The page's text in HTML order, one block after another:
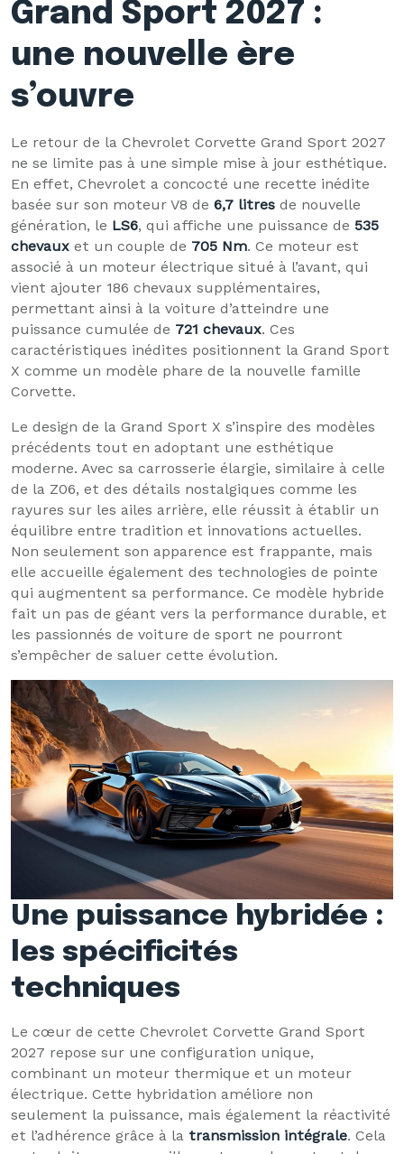
Grand Sport 2027 :
une nouvelle ère
s’ouvre
Le retour de la Chevrolet Corvette Grand Sport 2027
ne se limite pas à une simple mise à jour esthétique.
En effet, Chevrolet a concocté une recette inédite
basée sur son moteur V8 de 6,7 litres de nouvelle
génération, le LS6, qui affiche une puissance de 535
chevaux et un couple de 705 Nm. Ce moteur est
associé à un moteur électrique situé à l’avant, qui
vient ajouter 186 chevaux supplémentaires,
permettant ainsi à la voiture d’atteindre une
puissance cumulée de 721 chevaux. Ces
caractéristiques inédites positionnent la Grand Sport
X comme un modèle phare de la nouvelle famille
Corvette.
Le design de la Grand Sport X s’inspire des modèles
précédents tout en adoptant une esthétique
moderne. Avec sa carrosserie élargie, similaire à celle
de la Z06, et des détails nostalgiques comme les
rayures sur les ailes arrière, elle réussit à établir un
équilibre entre tradition et innovations actuelles.
Non seulement son apparence est frappante, mais
elle accueille également des technologies de pointe
qui augmentent sa performance. Ce modèle hybride
fait un pas de géant vers la performance durable, et
les passionnés de voiture de sport ne pourront
s’empêcher de saluer cette évolution.
Une puissance hybridée :
les spécificités
techniques
Le cœur de cette Chevrolet Corvette Grand Sport
2027 repose sur une configuration unique,
combinant un moteur thermique et un moteur
électrique. Cette hybridation améliore non
seulement la puissance, mais également la réactivité
et l’adhérence grâce à la transmission intégrale. Cela